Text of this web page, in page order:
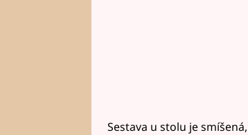
Sestava u stolu je